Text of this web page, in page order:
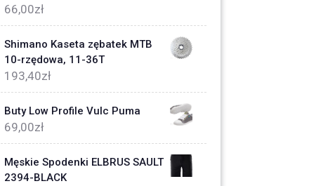
66,00zł
Shimano Kaseta zębatek MTB
10-rzędowa, 11-36T
193,40zł
Buty Low Profile Vulc Puma
69,00zł
Męskie Spodenki ELBRUS SAULT
2394-BLACK